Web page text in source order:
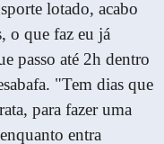
lotado, acabo
o que faz eu já
passo até 2h dentro
"Tem dias que
para fazer uma
entra